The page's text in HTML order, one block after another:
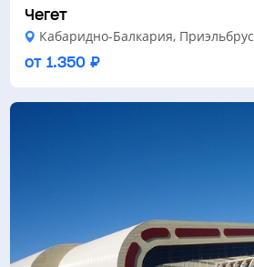
Чегет
Кабаридно-Балкария,
от 1.350 ₽